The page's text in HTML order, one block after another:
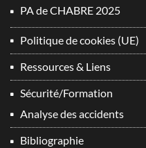
PA de CHABRE 2025
Politique de cookies (UE)
Ressources & Liens
Sécurité/Formation
Analyse des accidents
Bibliographie